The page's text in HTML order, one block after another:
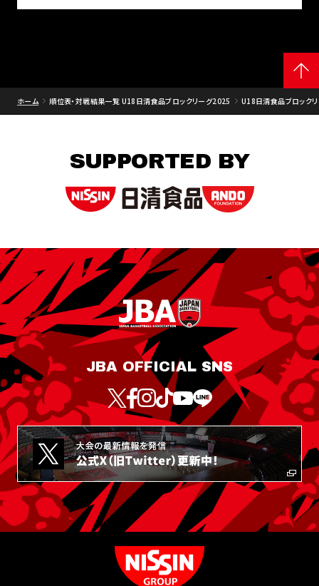
ホーム 順位表・対戦結果一覧 U18日清食品ブロックリーグ2025 U18日清食品ブロック
SUPPORTED BY
JBA OFFICIAL SNS